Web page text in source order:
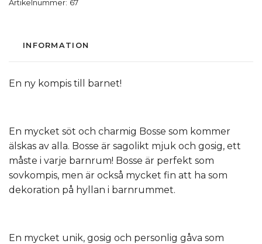
Artikelnummer: 67
INFORMATION
En ny kompis till barnet!
En mycket söt och charmig Bosse som kommer
älskas av alla. Bosse är sagolikt mjuk och gosig, ett
måste i varje barnrum! Bosse är perfekt som
sovkompis, men är också mycket fin att ha som
dekoration på hyllan i barnrummet.
En mycket unik, gosig och personlig gåva som